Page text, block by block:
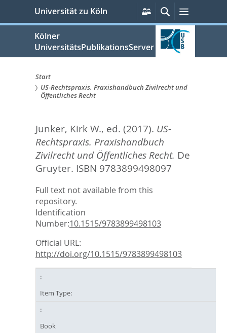
springen
Universität zu Köln
Persönliche
Services
SucheMenü
Kölner
UniversitätsPublikationsServer
Sie
hier:
Start
US-Rechtspraxis. Praxishandbuch Zivilrecht und
Öffentliches Recht
Junker, Kirk W., ed. (2017). US-
Rechtspraxis. Praxishandbuch
Zivilrecht und Öffentliches Recht. De
Gruyter. ISBN 9783899498097
Full text not available from this
repository.
Identification
Number:10.1515/9783899498103
Official URL:
http://doi.org/10.1515/9783899498103
Item Type:
Book